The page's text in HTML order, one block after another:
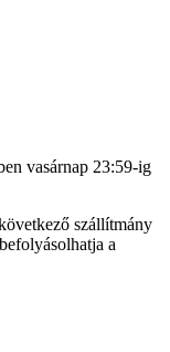
vasárnap 23:59-ig
szállítmány
a